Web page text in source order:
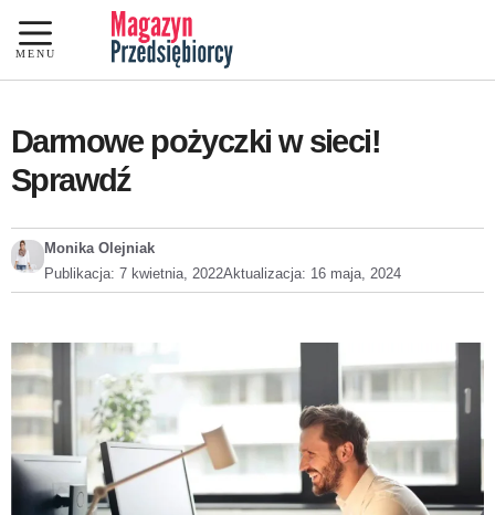
Przejdź
do
treści
MENU
Darmowe pożyczki w sieci!
Sprawdź
Monika Olejniak
Publikacja: 7 kwietnia, 2022Aktualizacja: 16 maja, 2024